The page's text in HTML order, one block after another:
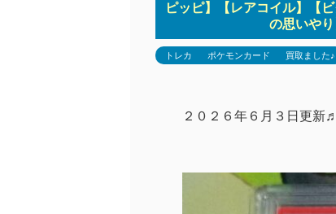
ピッピ】【レアコイル】【
の思いや
トレカ ポケモンカード 買取ました♪
２０２６年６月３ 日更新♬